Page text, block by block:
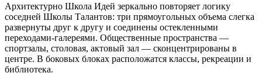
Архитектурно Школа Идей зеркально повторяет логику
соседней Школы Талантов: три прямоугольных объема слегка
развернуты друг к другу и соединены остекленными
переходами-галереями. Общественные пространства —
спортзалы, столовая, актовый зал — сконцентрированы в
центре. В боковых блоках расположатся классы, рекреации и
библиотека.